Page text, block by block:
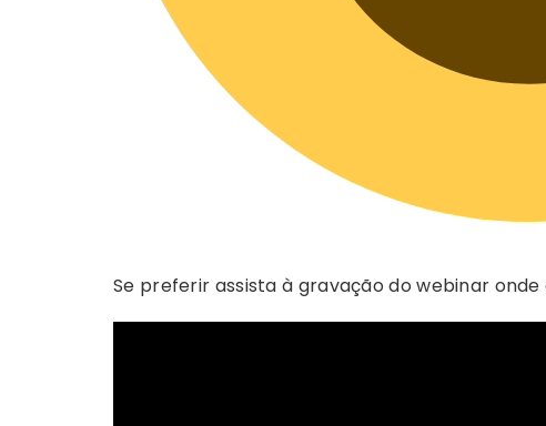
Se preferir assista à gravação do webinar